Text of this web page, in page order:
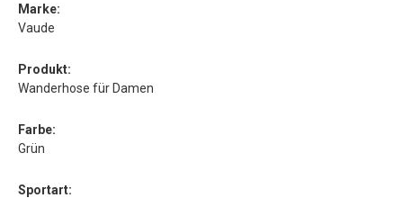
Marke:
Vaude
Produkt:
Wanderhose für Damen
Farbe:
Grün
Sportart: